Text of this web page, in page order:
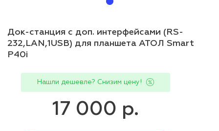
Док-станция с доп. интерфейсами (RS-
232,LAN,1USB) для планшета АТОЛ Smart
P40i
Нашли дешевле? Снизим цену!
17 000 р.